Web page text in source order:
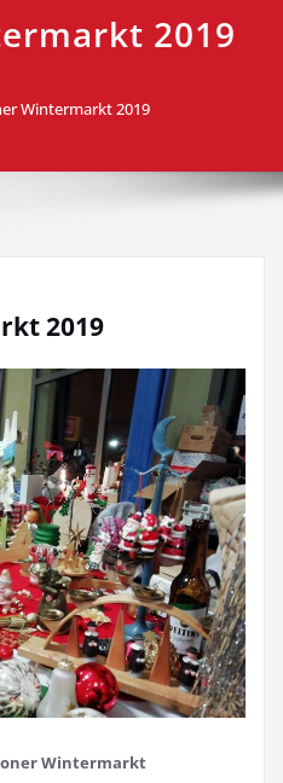
2019
Wintermarkt 2019
2019
Wintermarkt